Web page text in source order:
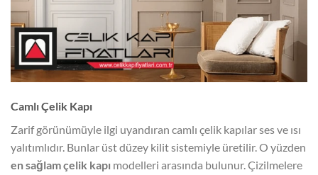
Camlı Çelik Kapı
Zarif görünümüyle ilgi uyandıran camlı çelik kapılar ses ve ısı
yalıtımlıdır. Bunlar üst düzey kilit sistemiyle üretilir. O yüzden
en sağlam çelik kapı modelleri arasında bulunur. Çizilmelere